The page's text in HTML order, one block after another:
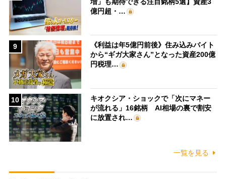
億円超・…
9
《利益は年5億円前後》住み込みバイト
から“ギガ大家さん”となった資産200億
円税理…
10
キオクシア・ショックで「次にマネー
が流れる」16銘柄 AI相場の裏で割安
に放置され…
一覧を見る